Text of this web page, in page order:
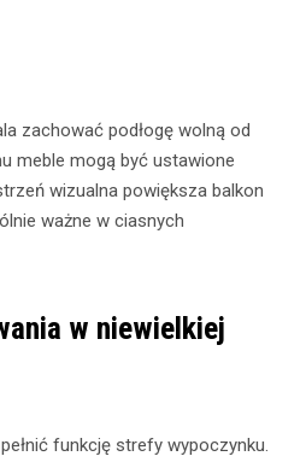
zachować podłogę wolną od
meble mogą być ustawione
wizualna powiększa balkon
ważne w ciasnych
w niewielkiej
funkcję strefy wypoczynku.